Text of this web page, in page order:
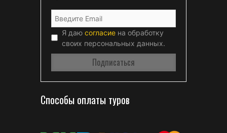
Я даю согласие на обработку
своих персональных данных.
Способы оплаты туров